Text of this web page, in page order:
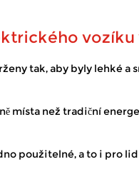
s omezenou
invalidních vozíků , zaměřujeme se na
tak, aby byly lehké
místa než tradiční
použitelné, a to i pro